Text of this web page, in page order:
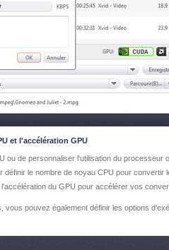
et l'accélération GPU
ou de personnaliser l'utilisation du processeur
définir le nombre de noyau CPU pour
du GPU pour accélérer vos
vous pouvez également définir les options